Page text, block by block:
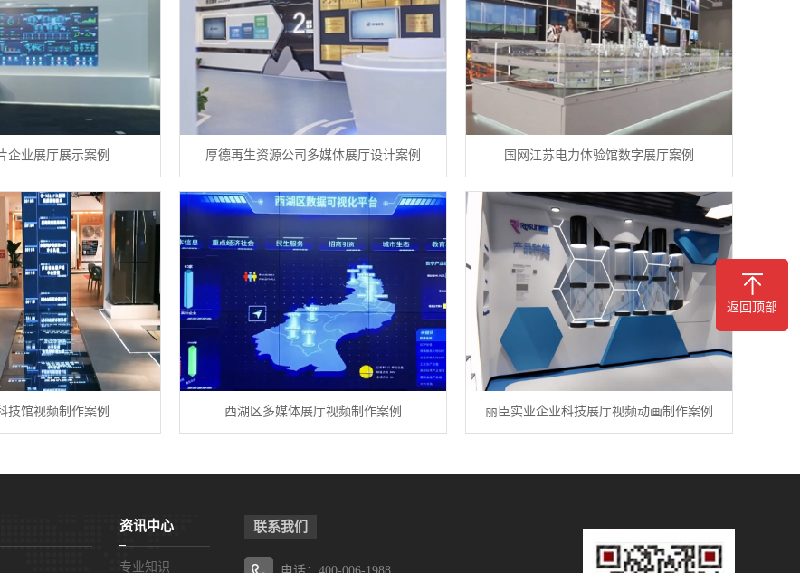
企业展厅展示案例 厚德再生资源公司多媒体展厅设计案例 国网江苏电力体验馆数字展厅案例
技馆视频制作案例 西湖区多媒体展厅视频制作案例 丽臣实业企业科技展厅视频动画制作案例
资讯中心
专业知识
联系我们
返回顶部